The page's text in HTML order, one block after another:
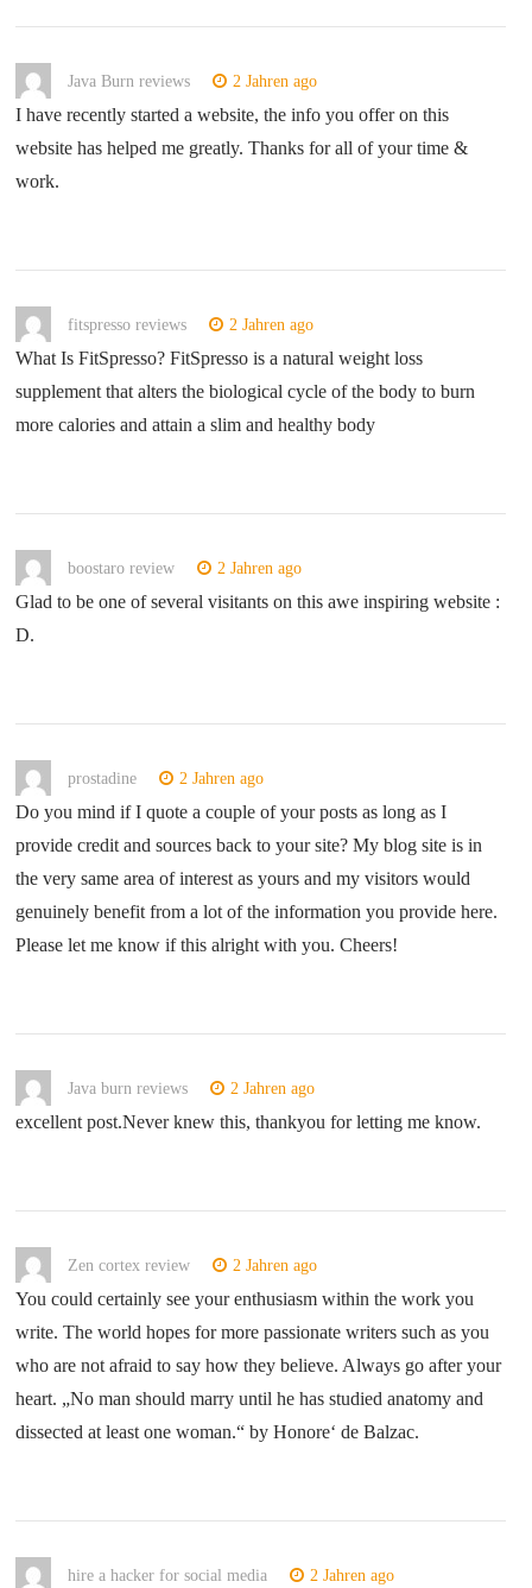
Java Burn reviews 2 Jahren ago
I have recently started a website, the info you offer on this
website has helped me greatly. Thanks for all of your time &
work.
fitspresso reviews 2 Jahren ago
What Is FitSpresso? FitSpresso is a natural weight loss
supplement that alters the biological cycle of the body to burn
more calories and attain a slim and healthy body
boostaro review 2 Jahren ago
Glad to be one of several visitants on this awe inspiring website :
D.
prostadine 2 Jahren ago
Do you mind if I quote a couple of your posts as long as I
provide credit and sources back to your site? My blog site is in
the very same area of interest as yours and my visitors would
genuinely benefit from a lot of the information you provide here.
Please let me know if this alright with you. Cheers!
Java burn reviews 2 Jahren ago
excellent post.Never knew this, thankyou for letting me know.
Zen cortex review 2 Jahren ago
You could certainly see your enthusiasm within the work you
write. The world hopes for more passionate writers such as you
who are not afraid to say how they believe. Always go after your
heart. „No man should marry until he has studied anatomy and
dissected at least one woman.“ by Honore‘ de Balzac.
hire a hacker for social media 2 Jahren ago